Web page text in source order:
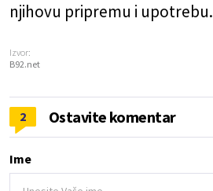
njihovu pripremu i upotrebu.
Izvor:
B92.net
2 Ostavite komentar
Ime